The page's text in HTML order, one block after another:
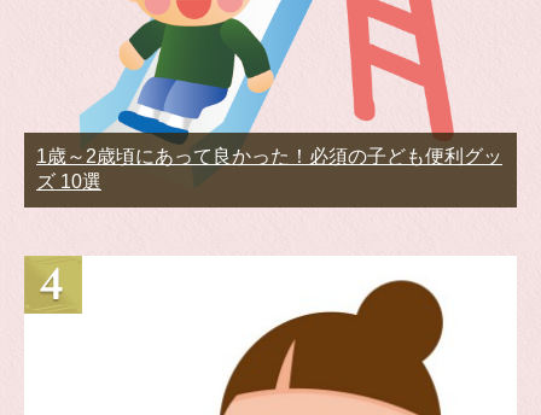
1歳～2歳頃にあって良かった！必須の子ども便利グッ
ズ 10選